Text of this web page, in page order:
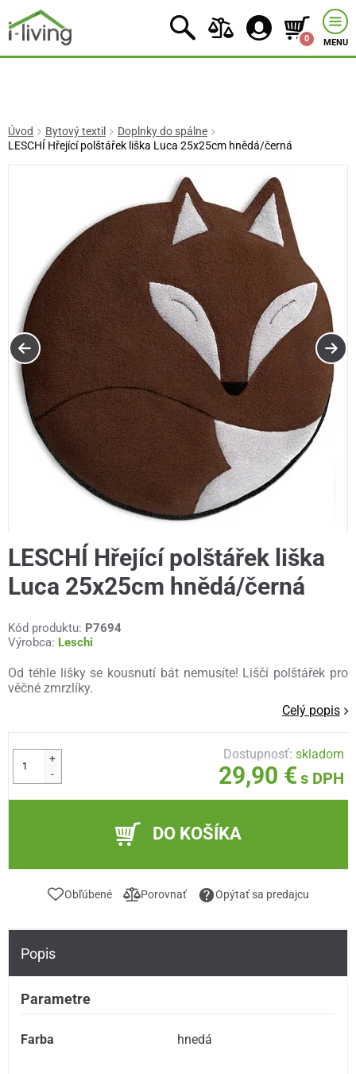
0 MENU
Úvod Bytový textil
Doplnky do spálne
LESCHÍ Hřející polštářek liška Luca 25x25cm hnědá/černá
LESCHÍ Hřející polštářek liška
Luca 25x25cm hnědá/černá
Kód produktu: P7694
Výrobca: Leschi
Od téhle lišky se kousnutí bát nemusíte! Liščí polštářek pro
věčné zmrzlíky.
Celý popis
+
-
Dostupnosť:skladom
29,90 € s DPH
DO KOŠÍKA
Obľúbené Porovnať Opýtať sa predajcu
Popis
Parametre
Farba hnedá